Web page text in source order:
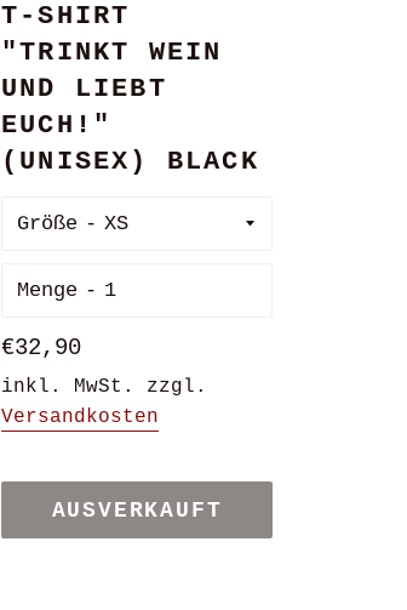
T-SHIRT
"TRINKT WEIN
UND LIEBT
EUCH!"
(UNISEX) BLACK
Größe
Menge
Normaler
Preis
€32,90
inkl. MwSt. zzgl.
Versandkosten
AUSVERKAUFT